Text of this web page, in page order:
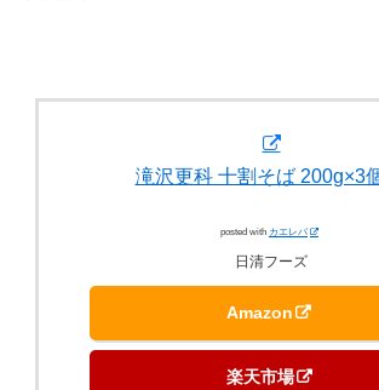
滝沢更科 十割そば 200g×3
posted with カエレバ
日清フーズ
Amazon
楽天市場